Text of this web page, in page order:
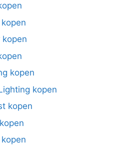
kopen
kopen
kopen